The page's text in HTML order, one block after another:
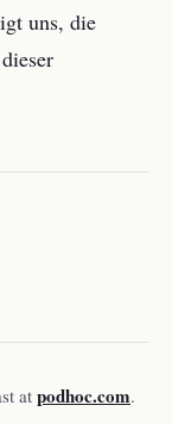
uns, die
at podhoc.com.